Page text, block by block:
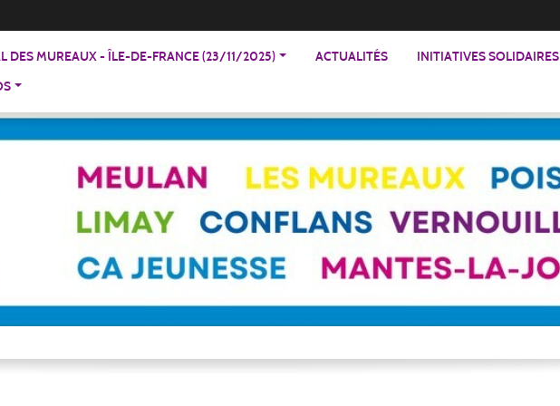
DES MUREAUX - ÎLE-DE-FRANCE (23/11/2025) ACTUALITÉS INITIATIVES SOLIDAIRES